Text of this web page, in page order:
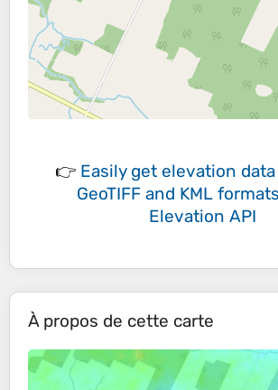
👉 Easily get elevation data
GeoTIFF and KML formats
Elevation API
À propos de cette carte